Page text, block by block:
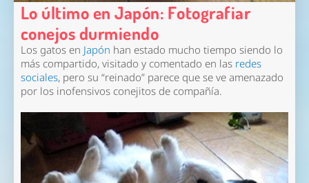
Lo último en Japón: Fotografiar
conejos durmiendo
Los gatos en Japón han estado mucho tiempo siendo lo
más compartido, visitado y comentado en las redes
sociales, pero su “reinado” parece que se ve amenazado
por los inofensivos conejitos de compañía.